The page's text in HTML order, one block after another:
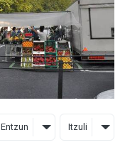
Entzun Itzuli